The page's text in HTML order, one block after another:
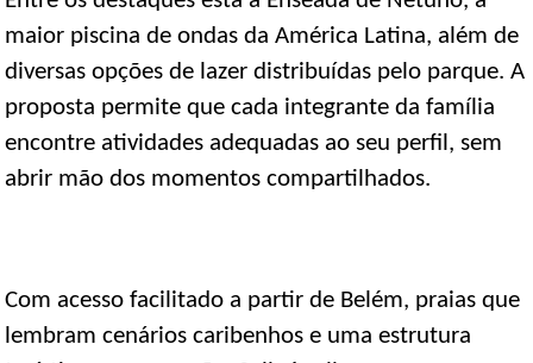
maior piscina de ondas da América Latina, além de
diversas opções de lazer distribuídas pelo parque. A
proposta permite que cada integrante da família
encontre atividades adequadas ao seu perfil, sem
abrir mão dos momentos compartilhados.
Com acesso facilitado a partir de Belém, praias que
lembram cenários caribenhos e uma estrutura